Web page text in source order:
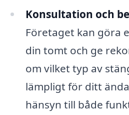
Konsultation och
Företaget kan göra
din tomt och ge
om vilket typ av
lämpligt för ditt
hänsyn till både